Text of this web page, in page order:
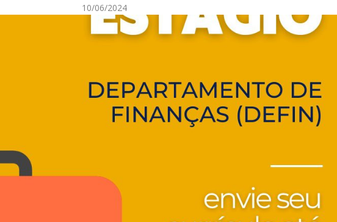
10/06/2024